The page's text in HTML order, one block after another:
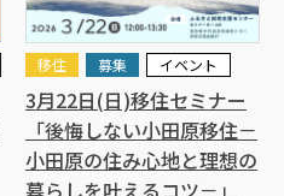
移住 募集 イベント
3月22日(日)移住セミナー
「後悔しない小田原移住－
小田原の住み心地と理想の
暮らしを叶えるコツ－」